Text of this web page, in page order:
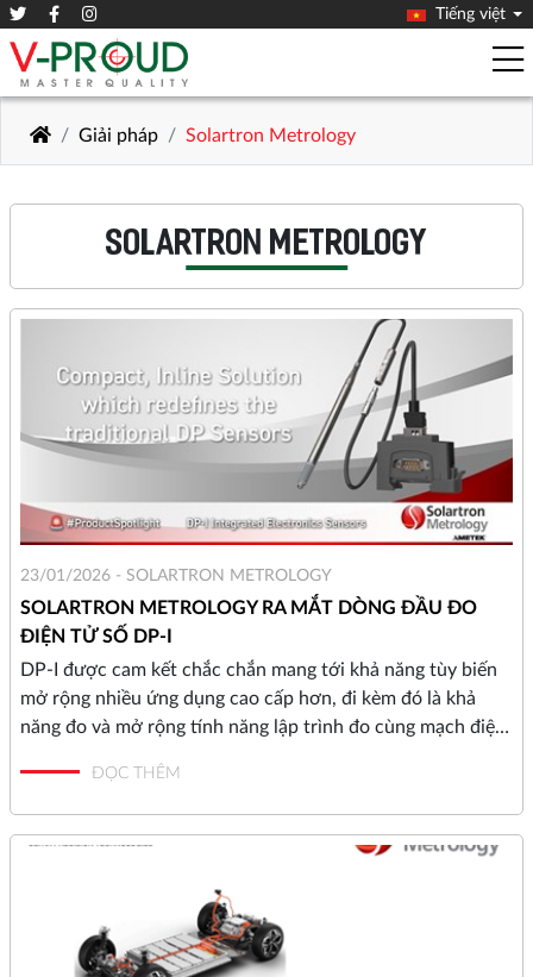
Tiếng việt
Giải pháp Solartron Metrology
SOLARTRON METROLOGY
23/01/2026 - SOLARTRON METROLOGY
SOLARTRON METROLOGY RA MẮT DÒNG ĐẦU ĐO
ĐIỆN TỬ SỐ DP-I
DP-I được cam kết chắc chắn mang tới khả năng tùy biến
mở rộng nhiều ứng dụng cao cấp hơn, đi kèm đó là khả
năng đo và mở rộng tính năng lập trình đo cùng mạch điện
cùng công nghệ cảm biến tân tiến nhất trên Thế giới, chăc
chắn sẽ giúp nâng cao kết quả đo nhanh chóng nhưng vẫn
duy trì độ chính xác cao.
ĐỌC THÊM